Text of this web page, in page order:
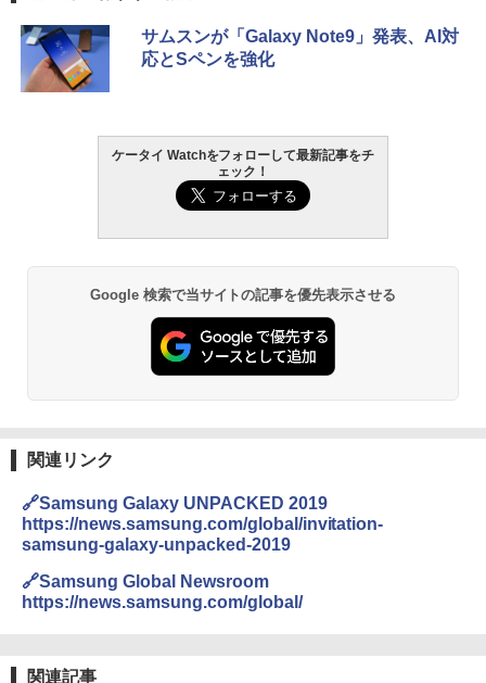
サムスンが「Galaxy Note9」発表、AI対
応とSペンを強化
ケータイ Watchをフォローして最新記事をチ
ェック！
Google 検索で当サイトの記事を優先表示させる
関連リンク
🔗Samsung Galaxy UNPACKED 2019
https://news.samsung.com/global/invitation-
samsung-galaxy-unpacked-2019
🔗Samsung Global Newsroom
https://news.samsung.com/global/
関連記事